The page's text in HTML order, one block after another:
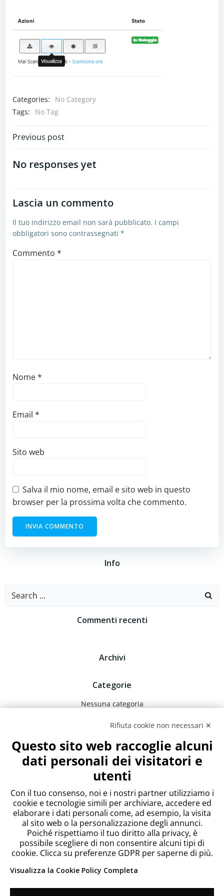
Categories:
No Category
Tags:
No Tag
Navigazione
articoli
Previous post
No responses yet
Lascia un commento
Il tuo indirizzo email non sarà pubblicato. I campi
obbligatori sono contrassegnati *
Commento *
Nome*
Email *
Sito web
Salva il mio nome, email e sito web in questo
browser per la prossima volta che commento.
Info
Search
Commenti recenti
Archivi
Categorie
Nessuna categoria
Meta
Accedi
Feed dei contenuti
Feed dei commenti
WordPress.org
Rifiuta cookie non necessari ✕
Questo sito web raccoglie alcuni
dati personali dei visitatori e
utenti
Con il tuo consenso, noi e i nostri partner utilizziamo i
cookie e tecnologie simili per archiviare, accedere ed
elaborare i dati personali come, ad esempio, la visita
al sito web o la personalizzazione degli annunci.
Poiché rispettiamo il tuo diritto alla privacy, è
possibile scegliere di non consentire alcuni tipi di
cookie. Clicca su preferenze GDPR per saperne di più.
Visualizza la Cookie Policy Completa